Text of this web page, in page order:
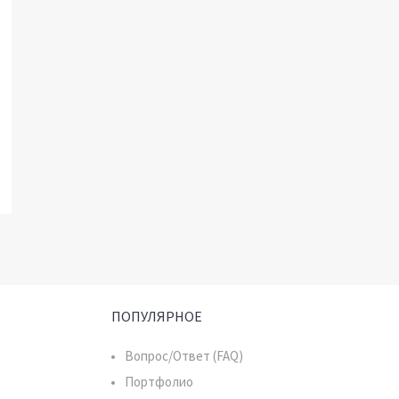
ПОПУЛЯРНОЕ
Вопрос/Ответ (FAQ)
Портфолио